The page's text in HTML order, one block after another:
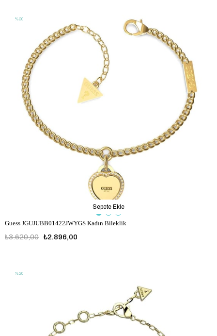
Guess JGUJUBB01422JWYGS Kadın Bileklik
₺2.896,00
₺3.620,00
Sepete Ekle
%20
%20